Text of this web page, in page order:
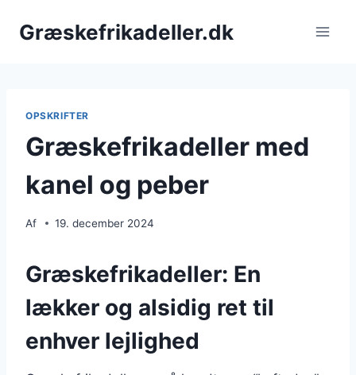
Græskefrikadeller.dk
OPSKRIFTER
Græskefrikadeller med
kanel og peber
Af 19. december 2024
Græskefrikadeller: En
lækker og alsidig ret til
enhver lejlighed